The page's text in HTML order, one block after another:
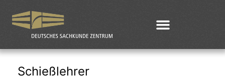
Schießlehrer